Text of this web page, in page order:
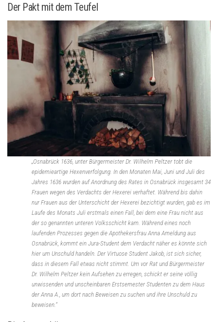
Der Pakt mit dem Teufel
„Osnabrück 1636, unter Bürgermeister Dr. Wilhelm Peltzer tobt die
epidemieartige Hexenverfolgung. In den Monaten Mai, Juni und Juli des
Jahres 1636 wurden auf Anordnung des Rates in Osnabrück insgesamt 34
Frauen wegen des Verdachts der Hexerei verhaftet. Während bis dahin
nur Frauen aus der Unterschicht der Hexerei bezichtigt wurden, gab es im
Laufe des Monats Juli erstmals einen Fall, bei dem eine Frau nicht aus
der so genannten unteren Volksschicht kam. Während eines noch
laufenden Prozesses gegen die Apothekersfrau Anna Ameldung aus
Osnabrück, kommt ein Jura-Student dem Verdacht näher es könnte sich
hier um Unschuld handeln. Der Virtuose Student Jakob, ist sich sicher,
dass in diesem Fall etwas nicht stimmt. Um vor Rat und Bürgermeister
Dr. Wilhelm Peltzer kein Aufsehen zu erregen, schickt er seine völlig
unwissenden und unscheinbaren Erstsemester Studenten zu dem Haus
der Anna A., um dort nach Beweisen zu suchen und ihre Unschuld zu
beweisen.“